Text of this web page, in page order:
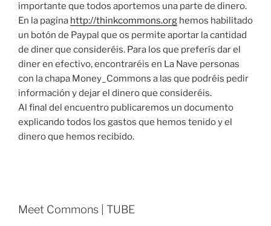
importante que todos aportemos una parte de dinero.
En la pagina http://thinkcommons.org hemos habilitado
un botón de Paypal que os permite aportar la cantidad
de diner que consideréis. Para los que preferís dar el
diner en efectivo, encontraréis en La Nave personas
con la chapa Money_Commons a las que podréis pedir
información y dejar el dinero que consideréis.
Al final del encuentro publicaremos un documento
explicando todos los gastos que hemos tenido y el
dinero que hemos recibido.
Meet Commons | TUBE